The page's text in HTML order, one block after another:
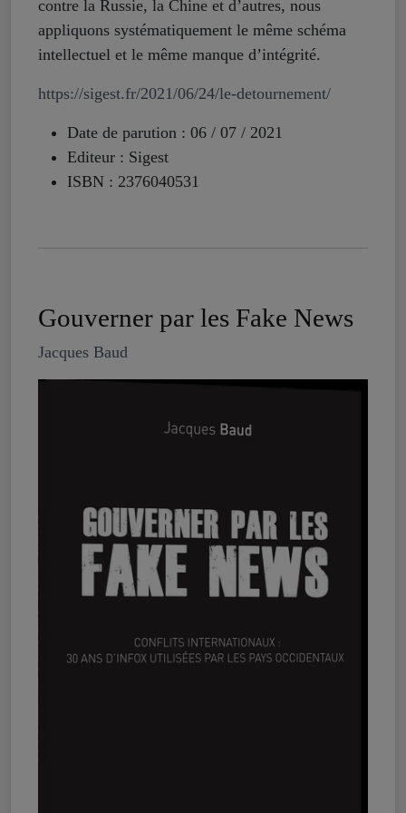
contre la Russie, la Chine et d’autres, nous
appliquons systématiquement le même schéma
intellectuel et le même manque d’intégrité.
https://sigest.fr/2021/06/24/le-detournement/
Date de parution : 06 / 07 / 2021
Editeur : Sigest
ISBN : 2376040531
Gouverner par les Fake News
Jacques Baud